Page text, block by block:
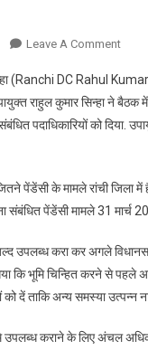
Leave A CommentOn
राजस्व
से
DC
ने
बैठक,
दिए
(Ranchi DC Rahul
राहुल कुमार सिन्हा ने
पदाधिकारियों को दिया.
पेंडेंसी के मामले रांची जिला में
पेंडेंसी मामले 31 मार्च
उपलब्ध करा कर अगले
गया कि भूमि चिन्हित करने से
दें ताकि अन्य समस्या उत्पन्न
कराने के लिए अंचल